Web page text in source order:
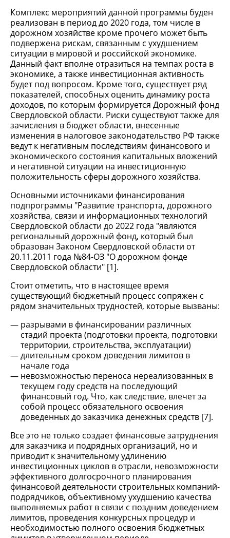
Комплекс мероприятий данной программы буден
реализован в период до 2020 года, том числе в
дорожном хозяйстве кроме прочего может быть
подвержена рискам, связанным с ухудшением
ситуации в мировой и российской экономике.
Данный факт вполне отразиться на темпах роста в
экономике, а также инвестиционная активность
будет под вопросом. Кроме того, существует ряд
показателей, способных оценить динамику роста
доходов, по которым формируется Дорожный фонд
Свердловской области. Риски существуют также для
зачисления в бюджет области, внесенные
изменения в налоговое законодательство РФ также
ведут к негативным последствиям финансового и
экономического состояния капитальных вложений
и негативной ситуации на инвестиционную
положительность сферы дорожного хозяйства.
Основными источниками финансирования
подпрограммы "Развитие транспорта, дорожного
хозяйства, связи и информационных технологий
Свердловской области до 2022 года "являются
региональный дорожный фонд, который был
образован Законом Свердловской области от
20.11.2011 года №84-ОЗ "О дорожном фонде
Свердловской области" [1].
Стоит отметить, что в настоящее время
существующий бюджетный процесс сопряжен с
рядом значительных трудностей, которые вызваны:
разрывами в финансировании различных
стадий проекта (подготовки проекта, подготовки
территории, строительства, эксплуатации)
длительным сроком доведения лимитов в
начале года
невозможностью переноса нереализованных в
текущем году средств на последующий
финансовый год. Что, как следствие, влечет за
собой процесс обязательного освоения
доведенных до заказчика денежных средств [7].
Все это не только создает финансовые затруднения
для заказчика и подрядных организаций, но и
приводит к значительному удлинению
инвестиционных циклов в отрасли, невозможности
эффективного долгосрочного планирования
финансовой деятельности строительных компаний-
подрядчиков, объективному ухудшению качества
выполняемых работ в связи с поздним доведением
лимитов, проведения конкурсных процедур и
необходимостью полного освоения бюджетных